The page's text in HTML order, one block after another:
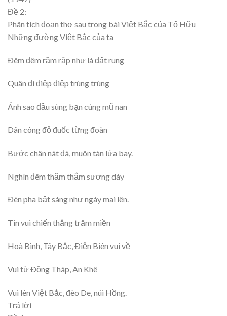
Đề 2:
Phân tích đoạn thơ sau trong bài Việt Bắc của Tố Hữu
Những đường Việt Bắc của ta
Ðêm đêm rầm rập như là đất rung
Quân đi điệp điệp trùng trùng
Ánh sao đầu súng bạn cùng mũ nan
Dân công đỏ đuốc từng đoàn
Bước chân nát đá, muôn tàn lửa bay.
Nghìn đêm thăm thẳm sương dày
Ðèn pha bật sáng như ngày mai lên.
Tin vui chiến thắng trăm miền
Hoà Bình, Tây Bắc, Ðiện Biên vui về
Vui từ Ðồng Tháp, An Khê
Vui lên Việt Bắc, đèo De, núi Hồng.
Trả lời